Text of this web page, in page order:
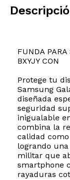
FUNDA
BXYJY CON
Protege tu
Samsung
diseñada
seguridad
inigualable
combina la
calidad
logrando
militar que
smartphone
rayaduras